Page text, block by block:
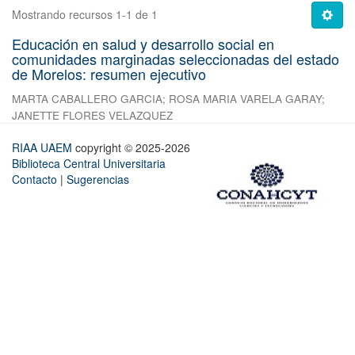
Mostrando recursos 1-1 de 1
Educación en salud y desarrollo social en
comunidades marginadas seleccionadas del estado
de Morelos: resumen ejecutivo
MARTA CABALLERO GARCIA; ROSA MARIA VARELA GARAY;
JANETTE FLORES VELAZQUEZ
RIAA UAEM copyright © 2025-2026
Biblioteca Central Universitaria
Contacto | Sugerencias